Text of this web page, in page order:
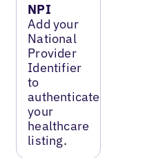
NPI
Add your
National
Provider
Identifier
to
authenticate
your
healthcare
listing.